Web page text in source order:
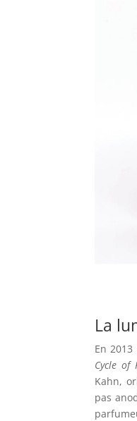
La
En 2013
Cycle of
Kahn,
pas